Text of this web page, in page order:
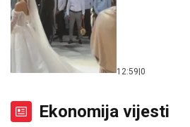
12:59 0
Ekonomija vijesti